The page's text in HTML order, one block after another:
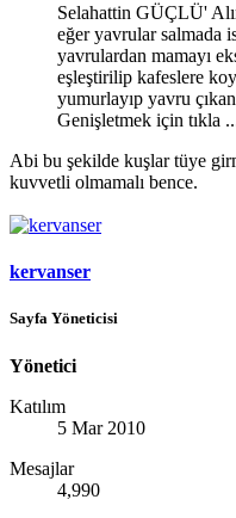
Selahattin GÜÇLÜ'
eğer yavrular salmada
yavrulardan mamayı
eşleştirilip kafeslere
yumurlayıp yavru
Genişletmek için tıkla
Abi bu şekilde kuşlar tüye
kuvvetli olmamalı bence.
kervanser
Sayfa Yöneticisi
Yönetici
Katılım
5 Mar 2010
Mesajlar
4,990